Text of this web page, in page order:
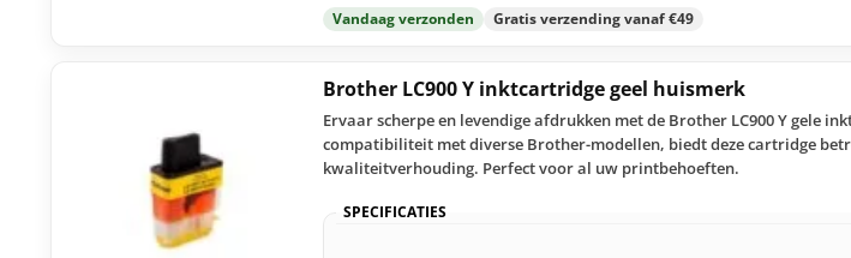
Vandaag verzonden Gratis verzending vanaf €49
Brother LC900 Y inktcartridge geel huismerk
Ervaar scherpe en levendige afdrukken met de Brother LC900 Y gele
compatibiliteit met diverse Brother-modellen, biedt deze cartridge
kwaliteitverhouding. Perfect voor al uw printbehoeften.
SPECIFICATIES